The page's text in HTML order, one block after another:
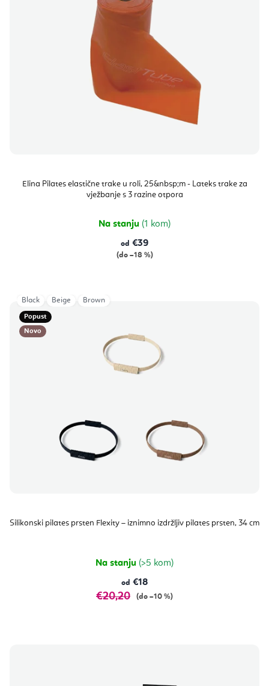
Elina Pilates elastične trake u roli, 25&nbsp;m - Lateks trake za
vježbanje s 3 razine otpora
Na stanju (1 kom)
od €39
(do –18 %)
Popust
Novo
Silikonski pilates prsten Flexity – iznimno izdržljiv pilates prsten, 34 cm
Na stanju (>5 kom)
od €18
€20,20 (do –10 %)
Black Beige Brown